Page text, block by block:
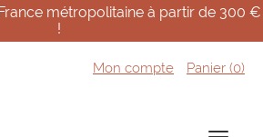
métropolitaine à partir de 300 €
!
Mon compte Panier (0)